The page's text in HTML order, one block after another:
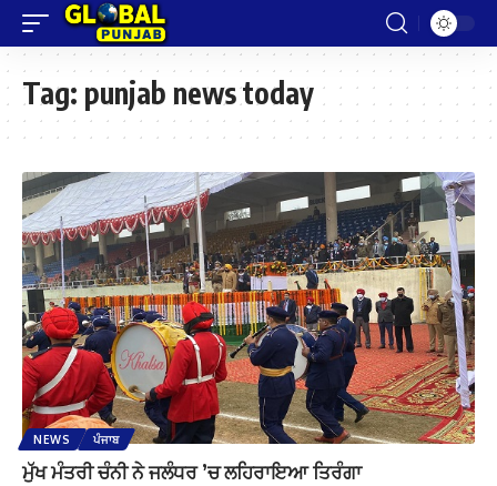
Tag: punjab news today
NEWS ਪੰਜਾਬ
ਮੁੱਖ ਮੰਤਰੀ ਚੰਨੀ ਨੇ ਜਲੰਧਰ ’ਚ ਲਹਿਰਾਇਆ ਤਿਰੰਗਾ